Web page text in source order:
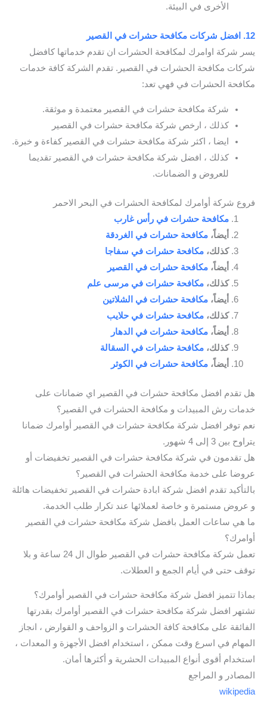
الأخرى في البيئة.
12. افضل شركات مكافحة حشرات في القصير
يسر شركة اوامرك لمكافحة الحشرات ان تقدم خدماتها كافضل
شركات مكافحة الحشرات في القصير. تقدم الشركة كافة خدمات
مكافحة الحشرات في فهي تعد:
شركة مكافحة حشرات في القصير معتمدة و موثقة.
كذلك ، ارخص شركة مكافحة حشرات في القصير
ايضا ، اكثر شركة مكافحة حشرات في القصير كفاءة و خبرة.
كذلك ، افضل شركة مكافحة حشرات في القصير تقديما
للعروض و الضمانات.
فروع شركة أوامرك لمكافحة الحشرات في البحر الاحمر
مكافحة حشرات في رأس غارب
أيضاً، مكافحة حشرات في الغردقة
كذلك، مكافحة حشرات في سفاجا
أيضاً، مكافحة حشرات في القصير
كذلك، مكافحة حشرات في مرسى علم
أيضاً، مكافحة حشرات في الشلاتين
كذلك، مكافحة حشرات في حلايب
أيضاً، مكافحة حشرات في الدهار
كذلك، مكافحة حشرات في السقالة
أيضاً، مكافحة حشرات في الكوثر
هل تقدم افضل مكافحة حشرات في القصير اي ضمانات على
خدمات رش المبيدات و مكافحة الحشرات في القصير؟
نعم توفر افضل شركة مكافحة حشرات في القصير أوامرك ضمانا
يتراوح بين 3 إلى 4 شهور.
هل تقدمون في شركة مكافحة حشرات في القصير تخفيضات أو
عروضا على خدمة مكافحة الحشرات في القصير؟
بالتأكيد تقدم افضل شركة ابادة حشرات في القصير تخفيضات هائلة
و عروض مستمرة و خاصة لعملائها عند تكرار طلب الخدمة.
ما هي ساعات العمل بافضل شركة مكافحة حشرات في القصير
أوامرك؟
تعمل شركة مكافحة حشرات في القصير طوال ال 24 ساعة و بلا
توقف حتى في أيام الجمع و العطلات.
بماذا تتميز افضل شركة مكافحة حشرات في القصير أوامرك؟
تشتهر افضل شركة مكافحة حشرات في القصير أوامرك بقدرتها
الفائقة على مكافحة كافة الحشرات و الزواحف و القوارض ، انجاز
المهام في اسرع وقت ممكن ، استخدام افضل الأجهزة و المعدات ،
استخدام أقوى أنواع المبيدات الحشرية و أكثرها أمان.
المصادر و المراجع
wikipedia